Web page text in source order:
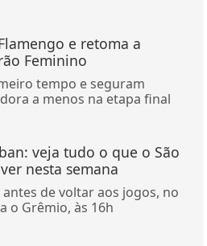
e retoma a
Feminino
tempo e seguram
a menos na etapa final
veja tudo o que o São
nesta semana
de voltar aos jogos, no
o Grêmio, às 16h